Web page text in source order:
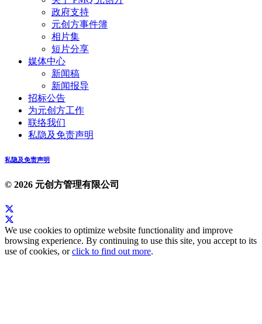
政府支持
元创方事件簿
相片集
短片分享
媒体中心
新闻稿
新闻报导
招标公告
为元创方工作
联络我们
私隐及免责声明
私隐及免责声明
© 2026 元创方管理有限公司
We use cookies to optimize website functionality and improve
browsing experience. By continuing to use this site, you accept to its
use of cookies, orclick to find out more.